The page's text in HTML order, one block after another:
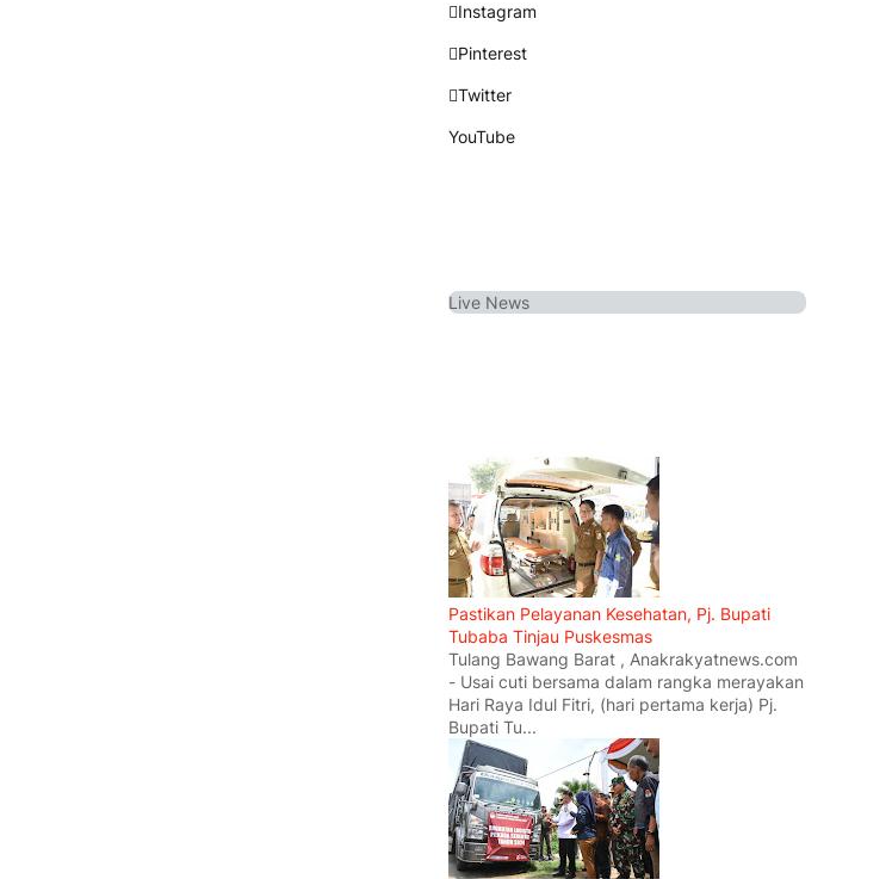
Instagram
Pinterest
Twitter
YouTube
Live News
Pastikan Pelayanan Kesehatan, Pj. Bupati
Tubaba Tinjau Puskesmas
Tulang Bawang Barat , Anakrakyatnews.com
- Usai cuti bersama dalam rangka merayakan
Hari Raya Idul Fitri, (hari pertama kerja) Pj.
Bupati Tu...